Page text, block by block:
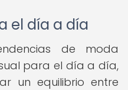
el día a día
de moda
para el día a día,
un equilibrio entre